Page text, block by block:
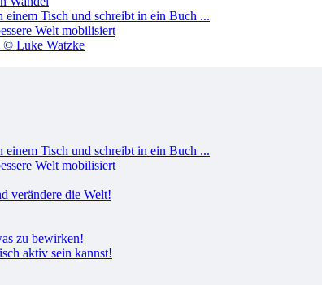
Welt mobilisiert
Welt mobilisiert
aktiv sein kannst!